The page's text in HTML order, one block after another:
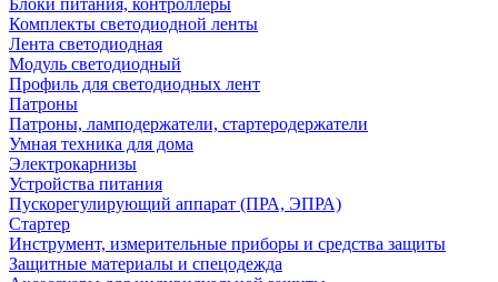
Блоки питания, контроллеры
Комплекты светодиодной ленты
Лента светодиодная
Модуль светодиодный
Профиль для светодиодных лент
Патроны
Патроны, ламподержатели, стартеродержатели
Умная техника для дома
Электрокарнизы
Устройства питания
Пускорегулирующий аппарат (ПРА, ЭПРА)
Стартер
Инструмент, измерительные приборы и средства защиты
Защитные материалы и спецодежда